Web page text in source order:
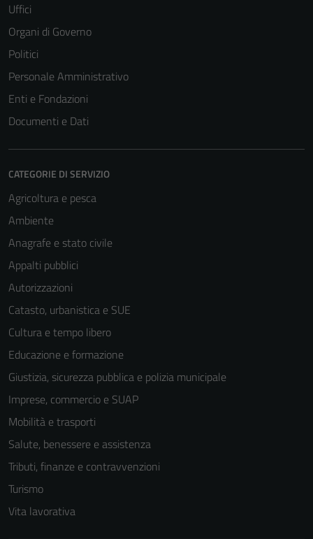
Uffici
Organi di Governo
Politici
Personale Amministrativo
Enti e Fondazioni
Documenti e Dati
CATEGORIE DI SERVIZIO
Agricoltura e pesca
Ambiente
Anagrafe e stato civile
Appalti pubblici
Autorizzazioni
Catasto, urbanistica e SUE
Cultura e tempo libero
Educazione e formazione
Giustizia, sicurezza pubblica e polizia municipale
Imprese, commercio e SUAP
Mobilità e trasporti
Salute, benessere e assistenza
Tributi, finanze e contravvenzioni
Turismo
Vita lavorativa